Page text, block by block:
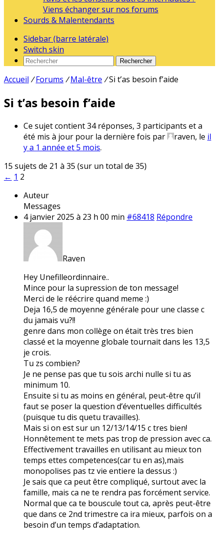
Viens échanger sur nos forums
Sourds & Malentendants
Sidebar (barre latérale)
Switch skin
Rechercher
Accueil / Forums / Mal-être /Si t’as besoin f’aide
Si t’as besoin f’aide
Ce sujet contient 34 réponses, 3 participants et a
été mis à jour pour la dernière fois par
raven, le il
y a 1 année et 5 mois.
15 sujets de 21 à 35 (sur un total de 35)
← 1 2
Auteur
Messages
4 janvier 2025 à 23 h 00 min #68418 Répondre
Raven
Hey Unefilleordinnaire..
Mince pour la supression de ton message!
Merci de le réécrire quand meme :)
Deja 16,5 de moyenne générale pour une classe c
du jamais vu?!!
genre dans mon collège on était très tres bien
classé et la moyenne globale tournait dans les 13,5
je crois.
Tu zs combien?
Je ne pense pas que tu sois archi nulle si tu as
minimum 10.
Ensuite si tu as moins en général, peut-être qu’il
faut se poser la question d’éventuelles difficultés
(puisque tu dis quetu travailles).
Mais si on est sur un 12/13/14/15 c tres bien!
Honnêtement te mets pas trop de pression avec ca.
Effectivement travailles en utilisant au mieux ton
temps ettes competences(car tu en as),mais
monopolises pas tz vie entiere la dessus :)
Je sais que ca peut être compliqué, surtout avec la
famille, mais ca ne te rendra pas forcément service.
Normal que ca te bouscule tout ca, après peut-être
que dans ce 2nd trimestre ca ira mieux, parfois on a
besoin d’un temps d’adaptation.